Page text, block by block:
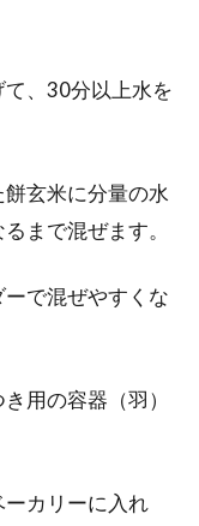
、30分以上水を
玄米に分量の水
まで混ぜます。
で混ぜやすくな
用の容器（羽）
カリーに入れ